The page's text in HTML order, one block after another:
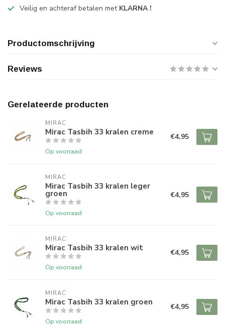
Veilig en achteraf betalen met KLARNA !
Productomschrijving
Reviews
Gerelateerde producten
MIRAC
Mirac Tasbih 33 kralen creme
Op voorraad
€4,95
MIRAC
Mirac Tasbih 33 kralen leger
groen
Op voorraad
€4,95
MIRAC
Mirac Tasbih 33 kralen wit
Op voorraad
€4,95
MIRAC
Mirac Tasbih 33 kralen groen
Op voorraad
€4,95